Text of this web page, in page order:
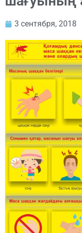
3 сентября, 2018